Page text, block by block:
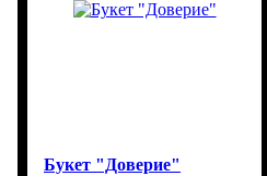
Букет "Доверие"